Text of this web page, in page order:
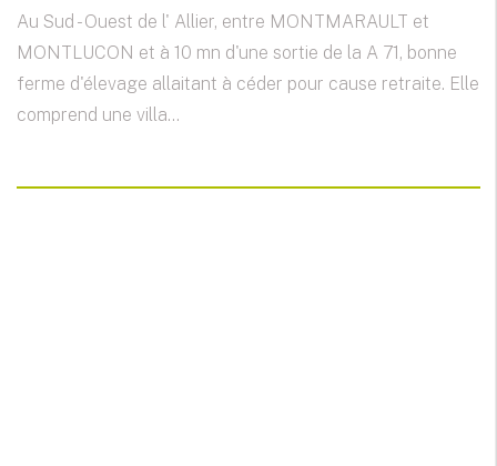
Au Sud - Ouest de l' Allier, entre MONTMARAULT et
MONTLUCON et à 10 mn d'une sortie de la A 71, bonne
ferme d'élevage allaitant à céder pour cause retraite. Elle
comprend une villa...